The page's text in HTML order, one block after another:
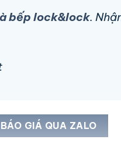
bếp lock&lock.
BÁO GIÁ QUA ZALO